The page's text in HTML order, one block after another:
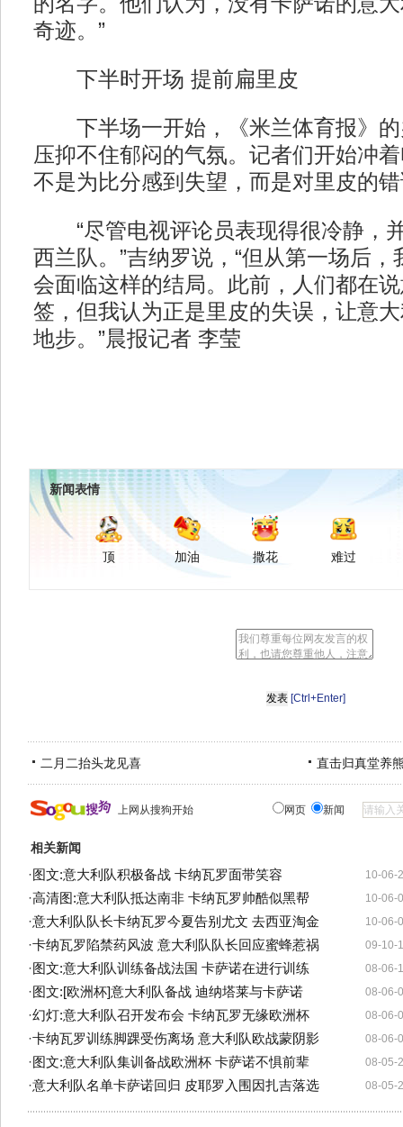
奇迹。”
下半时开场 提前扁里皮
下半场一开始，《米兰体育报》的
压抑不住郁闷的气氛。记者们开始冲
不是为比分感到失望，而是对里皮的
“尽管电视评论员表现得很冷静，
西兰队。”吉纳罗说，“但从第一场后
会面临这样的结局。此前，人们都在
签，但我认为正是里皮的失误，让意
地步。”晨报记者 李莹
新闻表情
顶 加油 撒花 难过
[Ctrl+Enter]
二月二抬头龙见喜 直击归真堂养
上网从搜狗开始 网页 新闻
相关新闻
10-06-
· 图文:意大利队积极备战 卡纳瓦罗面带笑容
10-06-
·高清图:意大利队抵达南非 卡纳瓦罗帅酷似黑帮
10-06-
·意大利队队长卡纳瓦罗今夏告别尤文 去西亚淘金
09-10-
·卡纳瓦罗陷禁药风波 意大利队队长回应蜜蜂惹祸
08-06-
· 图文:意大利队训练备战法国 卡萨诺在进行训练
08-06-
· 图文:[欧洲杯]意大利队备战 迪纳塔莱与卡萨诺
08-06-
·幻灯:意大利队召开发布会 卡纳瓦罗无缘欧洲杯
08-06-
·卡纳瓦罗训练脚踝受伤离场 意大利队欧战蒙阴影
08-05-
· 图文:意大利队集训备战欧洲杯 卡萨诺不惧前辈
08-05-
·意大利队名单卡萨诺回归 皮耶罗入围因扎吉落选